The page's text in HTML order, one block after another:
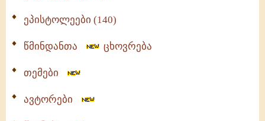
ეპისტოლეები (140)
წმინდანთა ცხოვრება
თემები
ავტორები